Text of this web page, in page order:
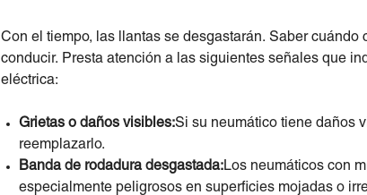
Con el tiempo, las llantas se desgastarán. Saber
conducir. Presta atención a las siguientes señales que
eléctrica:
Grietas o daños visibles:Si su neumático tiene daños
reemplazarlo.
Banda de rodadura desgastada:Los neumáticos con
especialmente peligrosos en superficies mojadas o